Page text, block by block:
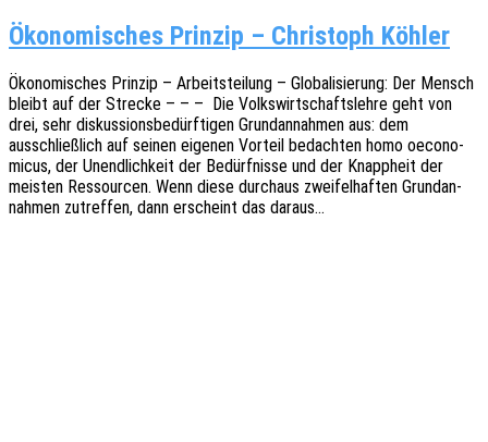
Ökonomisches Prinzip – Christoph Köhler
Ökono­mi­sches Prin­zip – Arbeits­tei­lung – Globa­li­sie­rung: Der Mensch
bleibt auf der Stre­cke – – – Die Volks­wirt­schafts­leh­re geht von
drei, sehr diskus­si­ons­be­dürf­ti­gen Grund­an­nah­men aus: dem
ausschließ­lich auf seinen eige­nen Vorteil bedach­ten homo oeco­no­
mic­us, der Unend­lich­keit der Bedürf­nis­se und der Knapp­heit der
meis­ten Ressour­cen. Wenn diese durch­aus zwei­fel­haf­ten Grund­an­
nah­men zutref­fen, dann erscheint das daraus…